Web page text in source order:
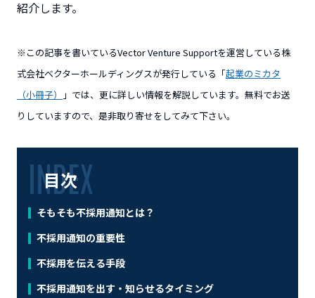
紹介します。
※この記事を書いているVector Venture Supportを運営している株
式会社ベクターホールディングスが発行している「起業のミカタ
（小冊子）
」では、更に詳しい情報を解説しています。無料でお送
りしていますので、是非取り寄せをしてみて下さい。
目次
そもそも不採用通知とは？
不採用通知の重要性
不採用を伝える手段
不採用通知を出す・知らせるタイミング